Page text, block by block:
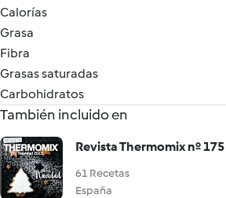
Calorías
Grasa
Fibra
Grasas saturadas
Carbohidratos
También incluido en
Revista Thermomix nº 175
61 Recetas
España